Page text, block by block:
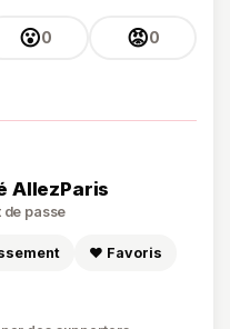
😮0 😡0
AllezParis
de passe
❤️ Favoris